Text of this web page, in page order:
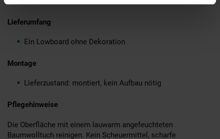
Lieferumfang
Ein Lowboard ohne Dekoration
Montage
Lieferzustand: montiert, kein Aufbau nötig
Pflegehinweise
Die Oberfläche mit einem lauwarm angefeuchteten
Baumwolltuch reinigen. Kein Scheuermittel, scharfe